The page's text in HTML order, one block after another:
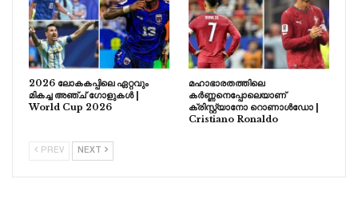
2026 ലോകകപ്പിലെ ഏറ്റവും
മികച്ച അഞ്ച് ഗോളുകൾ |
World Cup 2026
മഹാഭാരതത്തിലെ
കർണ്ണനെപ്പോലെയാണ്
ക്രിസ്റ്റ്യാനോ റൊണാൾഡോ |
Cristiano Ronaldo
PREV NEXT